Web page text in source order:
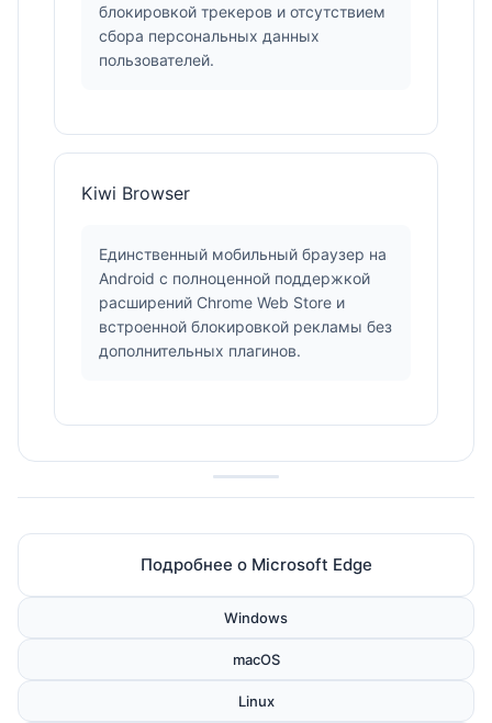
блокировкой трекеров и отсутствием
сбора персональных данных
пользователей.
Kiwi Browser
Единственный мобильный браузер на
Android с полноценной поддержкой
расширений Chrome Web Store и
встроенной блокировкой рекламы без
дополнительных плагинов.
Подробнее о Microsoft Edge
Windows
macOS
Linux